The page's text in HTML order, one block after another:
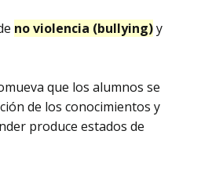
no violencia (bullying)y
que los alumnos se
de los conocimientos y
produce estados de